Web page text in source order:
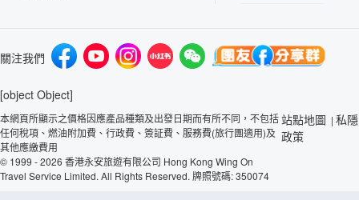
關注我們
[object Object]
本網頁所顯示之價格因應產品種類及出發日期而有所不同，不包括
任何稅項、燃油附加費、行政費、簽証費、服務費(旅行團適用)及
其他應繳費用
© 1999 - 2026 香港永安旅遊有限公司 Hong Kong Wing On
Travel Service Limited. All Rights Reserved. 牌照號碼: 350074
站點地圖 | 私隱
政策